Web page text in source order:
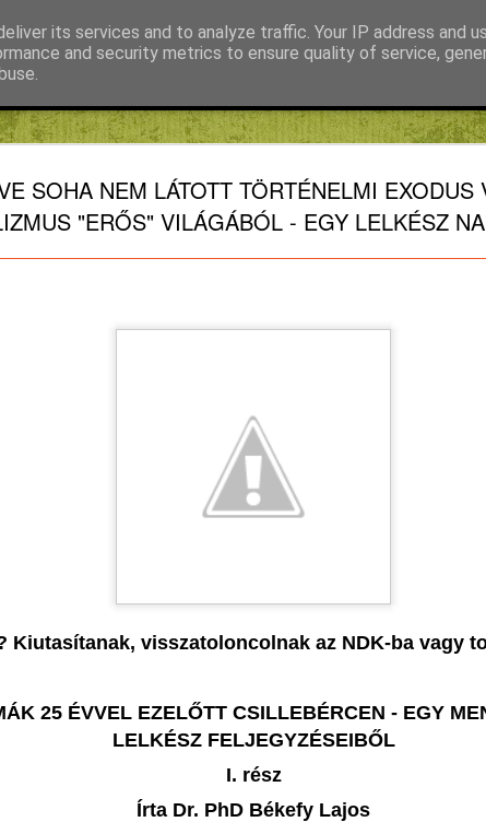
SOHA NEM LÁTOTT TÖRTÉNELMI EXODUS
"ERŐS" VILÁGÁBÓL - EGY LELKÉSZ
Kiutasítanak, visszatoloncolnak az NDK-ba vagy
25 ÉVVEL EZELŐTT CSILLEBÉRCEN - EGY
LELKÉSZ FELJEGYZÉSEIBŐL
I. rész
Írta Dr. PhD Békefy Lajos
its services and to analyze traffic. Your IP address and
and security metrics to ensure quality of service,
7
KÖZBEN
darabjait. Egyházi
szégyellnivaló
Kollégiuma egykori
nekiálljak munkássága